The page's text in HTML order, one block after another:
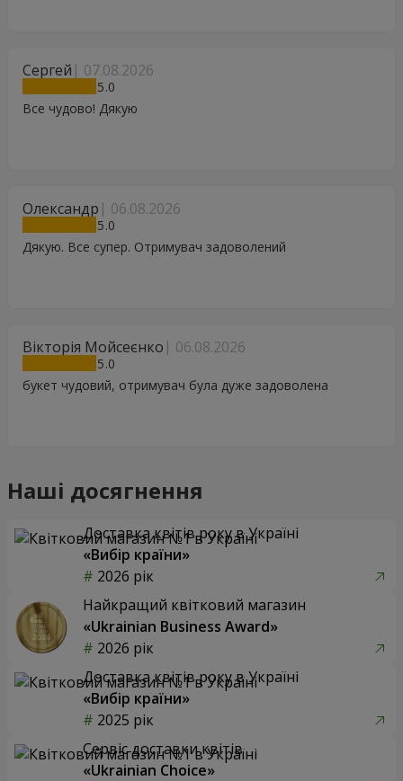
Сергей 07.08.2026
5
Все чудово! Дякую
Олександр 06.08.2026
5
Дякую. Все супер. Отримувач задоволений
Вікторія Мойсеєнко 06.08.2026
5
букет чудовий, отримувач була дуже задоволена
Наші досягнення
Доставка квітів року в Україні
«Вибір країни»
2026 рік
Найкращий квітковий магазин
«Ukrainian Business Award»
2026 рік
Доставка квітів року в Україні
«Вибір країни»
2025 рік
Сервіс доставки квітів
«Ukrainian Choice»